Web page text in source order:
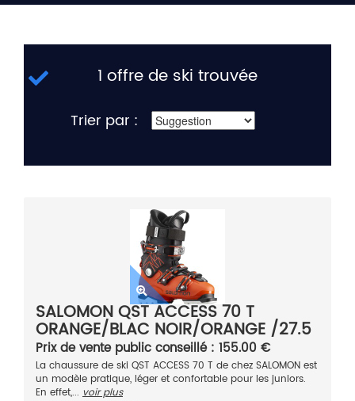
1 offre de ski trouvée
Trier par :
SALOMON QST ACCESS 70 T
ORANGE/BLAC NOIR/ORANGE /27.5
2021
Prix de vente public conseillé : 155.00 €
La chaussure de ski QST ACCESS 70 T de chez SALOMON est
un modèle pratique, léger et confortable pour les juniors.
En effet,... voir plus